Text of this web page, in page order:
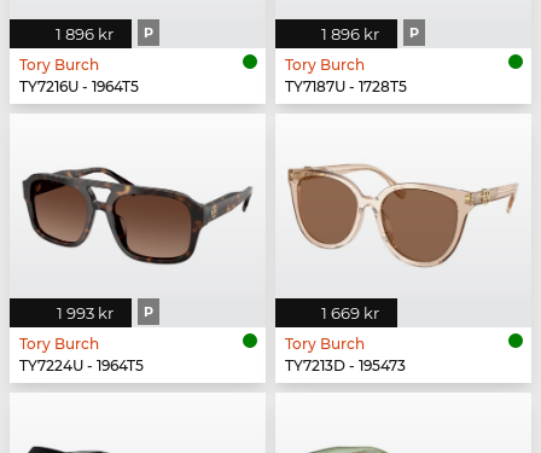
1 896 kr P
Tory Burch
TY7216U - 1964T5
1 896 kr P
Tory Burch
TY7187U - 1728T5
1 993 kr P
Tory Burch
TY7224U - 1964T5
1 669 kr
Tory Burch
TY7213D - 195473